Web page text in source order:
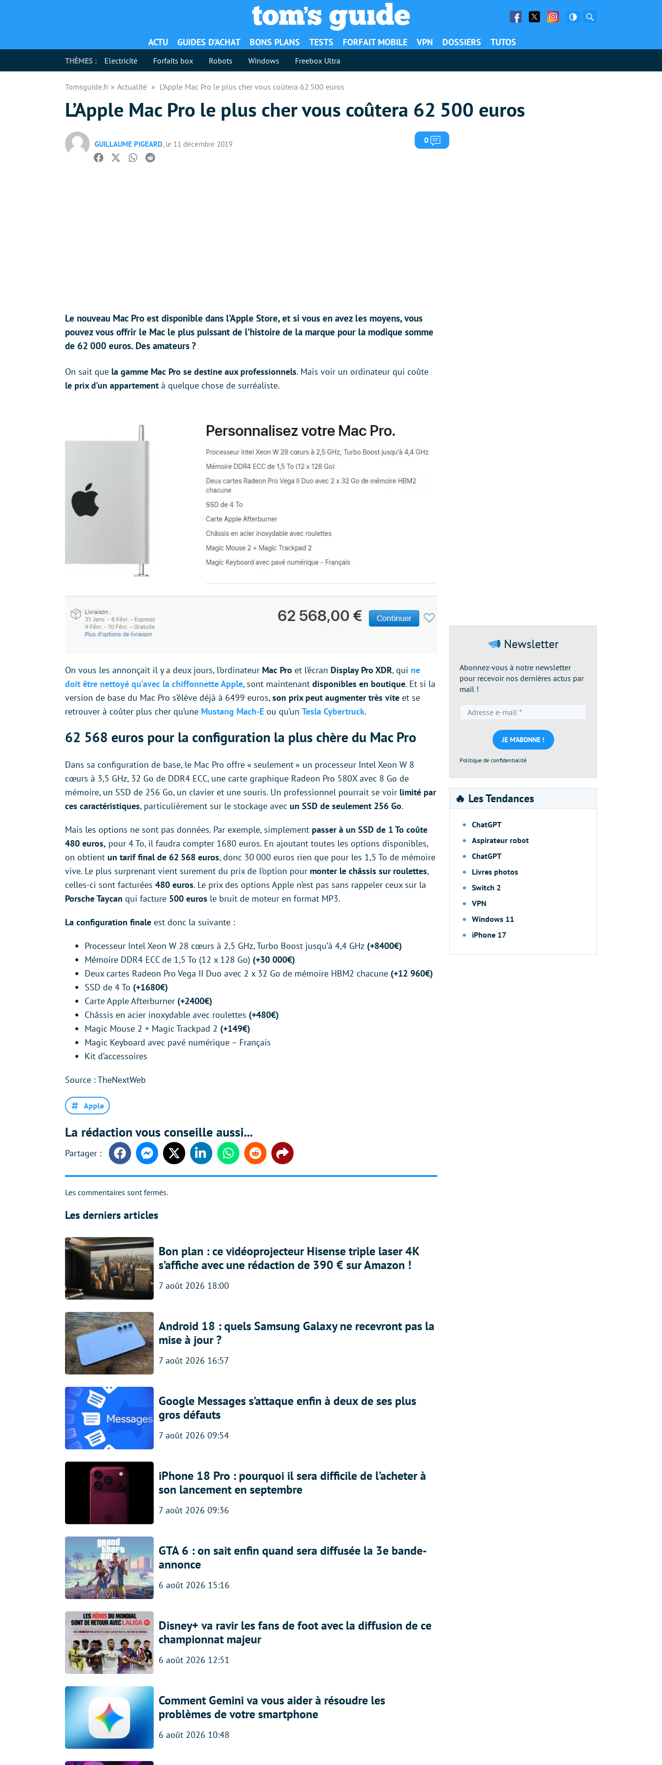
Facebook
Twitter Facebook
ACTU GUIDES D’ACHAT BONS PLANS TESTS FORFAIT MOBILE VPN DOSSIERS TUTOS
THÈMES : Electricité Forfaits box Robots Windows Freebox Ultra
Tomsguide.fr Actualité L’Apple Mac Pro le plus cher vous coûtera 62 500 euros
L’Apple Mac Pro le plus cher vous coûtera 62 500 euros
GUILLAUME PIGEARD, le 11 décembre 2019 0 Commentaires
Facebook
TwitterWhatsapp
Reddit
Le nouveau Mac Pro est disponible dans l’Apple Store, et si vous en avez les moyens, vous
pouvez vous offrir le Mac le plus puissant de l’histoire de la marque pour la modique somme
de 62 000 euros. Des amateurs ?
On sait que la gamme Mac Pro se destine aux professionnels. Mais voir un ordinateur qui coûte
le prix d’un appartement à quelque chose de surréaliste.
On vous les annonçait il y a deux jours, l’ordinateur Mac Pro et l’écran Display Pro XDR, qui ne
doit être nettoyé qu’avec la chiffonnette Apple, sont maintenant disponibles en boutique. Et si la
version de base du Mac Pro s’élève déjà à 6499 euros,son prix peut augmenter très vite et se
retrouver à coûter plus cher qu’une Mustang Mach-E ou qu’un Tesla Cybertruck.
62 568 euros pour la configuration la plus chère du Mac Pro
Dans sa configuration de base, le Mac Pro offre « seulement » un processeur Intel Xeon W 8
cœurs à 3,5 GHz, 32 Go de DDR4 ECC, une carte graphique Radeon Pro 580X avec 8 Go de
mémoire, un SSD de 256 Go, un clavier et une souris. Un professionnel pourrait se voir limité par
ces caractéristiques, particulièrement sur le stockage avec un SSD de seulement 256 Go.
Mais les options ne sont pas données. Par exemple, simplement passer à un SSD de 1 To coûte
480 euros, pour 4 To, il faudra compter 1680 euros. En ajoutant toutes les options disponibles,
on obtient un tarif final de 62 568 euros, donc 30 000 euros rien que pour les 1,5 To de mémoire
vive. Le plus surprenant vient surement du prix de l’option pour monter le châssis sur roulettes,
celles-ci sont facturées 480 euros. Le prix des options Apple n’est pas sans rappeler ceux sur la
Porsche Taycan qui facture 500 euros le bruit de moteur en format MP3.
La configuration finale est donc la suivante :
Processeur Intel Xeon W 28 cœurs à 2,5 GHz, Turbo Boost jusqu’à 4,4 GHz (+8400€)
Mémoire DDR4 ECC de 1,5 To (12 x 128 Go) (+30 000€)
Deux cartes Radeon Pro Vega II Duo avec 2 x 32 Go de mémoire HBM2 chacune (+12 960€)
SSD de 4 To (+1680€)
Carte Apple Afterburner (+2400€)
Châssis en acier inoxydable avec roulettes (+480€)
Magic Mouse 2 + Magic Trackpad 2 (+149€)
Magic Keyboard avec pavé numérique – Français
Kit d’accessoires
Source : TheNextWeb
Apple
La rédaction vous conseille aussi...
FacebookMessengerTwitter LinkedinWhatsappReddit Share
Les commentaires sont fermés.
Les derniers articles
Bon plan : ce vidéoprojecteur Hisense triple laser 4K
s’affiche avec une rédaction de 390 € sur Amazon !
7 août 2026 18:00
Android 18 : quels Samsung Galaxy ne recevront pas la
mise à jour ?
7 août 2026 16:57
Google Messages s’attaque enfin à deux de ses plus
gros défauts
7 août 2026 09:54
iPhone 18 Pro : pourquoi il sera difficile de l’acheter à
son lancement en septembre
7 août 2026 09:36
GTA 6 : on sait enfin quand sera diffusée la 3e bande-
annonce
6 août 2026 15:16
Disney+ va ravir les fans de foot avec la diffusion de ce
championnat majeur
6 août 2026 12:51
Comment Gemini va vous aider à résoudre les
problèmes de votre smartphone
6 août 2026 10:48
Newsletter
Abonnez-vous à notre newsletter
pour recevoir nos dernières actus par
mail !
e-
mail
*
Politique de confidentialité
🔥 Les Tendances
ChatGPT
Aspirateur robot
ChatGPT
Livres photos
Switch 2
VPN
Windows 11
iPhone 17